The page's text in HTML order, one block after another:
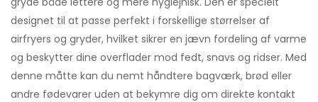
designet til at passe perfekt i forskellige størrelser af
airfryers og gryder, hvilket sikrer en jævn fordeling af varme
og beskytter dine overflader mod fedt, snavs og ridser. Med
denne måtte kan du nemt håndtere bagværk, brød eller
andre fødevarer uden at bekymre dig om direkte kontakt